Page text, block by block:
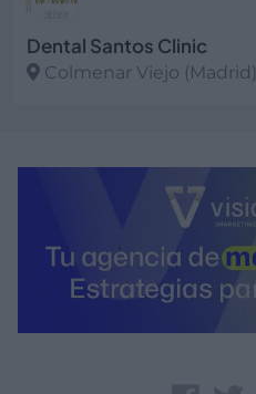
Dental Santos Clinic
Colmenar Viejo (Madrid)